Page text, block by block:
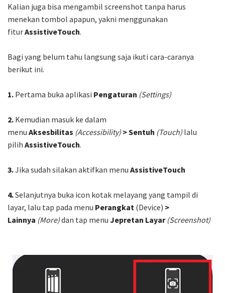
Kalian juga bisa mengambil screenshot tanpa harus
menekan tombol apapun, yakni menggunakan
fiturAssistiveTouch.
Bagi yang belum tahu langsung saja ikuti cara-caranya
berikut ini.
1. Pertama buka aplikasi Pengaturan (Settings)
2. Kemudian masuk ke dalam
menu Aksesbilitas (Accessibility) > Sentuh (Touch) lalu
pilih AssistiveTouch.
3.Jika sudah silakan aktifkan menu AssistiveTouch
4.Selanjutnya buka icon kotak melayang yang tampil di
layar, lalu tap pada menu Perangkat (Device) >
Lainnya (More)dan tap menu Jepretan Layar (Screenshot)